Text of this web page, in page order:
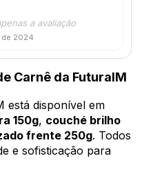
a avaliação
de 2024
Carnê da FuturaIM
está disponível em
150g, couché brilho
frente 250g. Todos
e sofisticação para